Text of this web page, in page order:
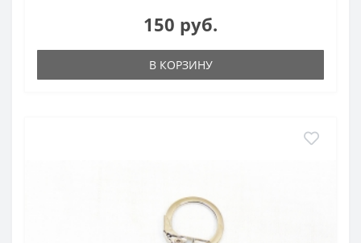
150 руб.
В КОРЗИНУ